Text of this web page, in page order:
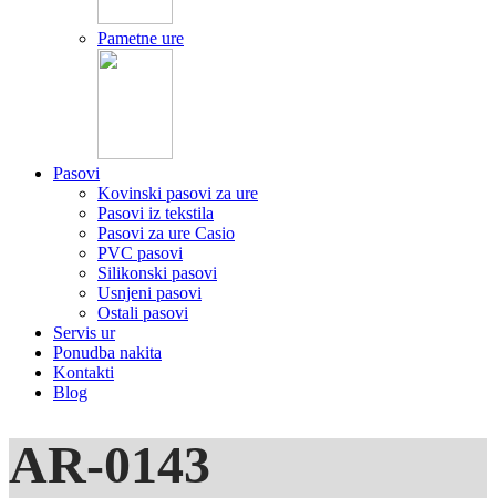
Pametne ure
Pasovi
Kovinski pasovi za ure
Pasovi iz tekstila
Pasovi za ure Casio
PVC pasovi
Silikonski pasovi
Usnjeni pasovi
Ostali pasovi
Servis ur
Ponudba nakita
Kontakti
Blog
AR-0143